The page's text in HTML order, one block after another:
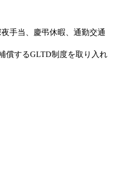
手当、慶弔休暇、通勤交通
償するGLTD制度を取り入れ